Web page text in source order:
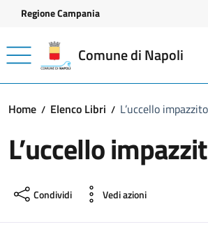
Vai ai contenuti
Vai al footer
Regione Campania
Comune di Napoli
Home Elenco Libri L’uccello impazzito
L’uccello
Condividi Vedi azioni